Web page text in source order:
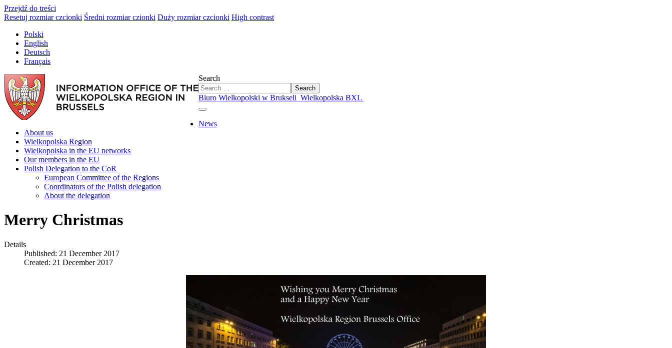
Przejdź do treści
Resetuj rozmiar czcionki Średni rozmiar czionki Duży rozmiar czcionki High contrast
Polski
English
Deutsch
Français
Search
Search
Biuro Wielkopolski w Brukseli Wielkopolska BXL
News
About us
Wielkopolska Region
Wielkopolska in the EU networks
Our members in the EU
Polish Delegation to the CoR
European Committee of the Regions
Coordinators of the Polish delegation
About the delegation
Merry Christmas
Details
Published: 21 December 2017
Created: 21 December 2017